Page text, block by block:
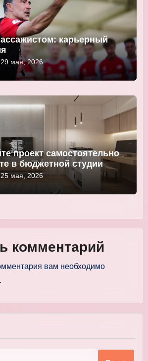
карьерный
29 мая, 2026
проект самостоятельно
в бюджетной студии
25 мая, 2026
комментарий
вам необходимо
.